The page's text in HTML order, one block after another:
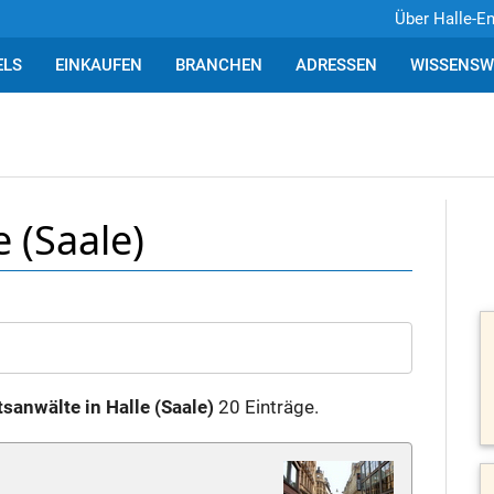
Über Halle-
EINKAUFEN BRANCHEN ADRESSEN
(Saale)
in Halle (Saale) 20 Einträge.